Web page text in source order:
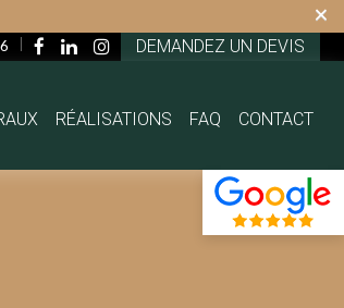
×
DEMANDEZ UN DEVIS
RÉALISATIONS FAQ CONTACT